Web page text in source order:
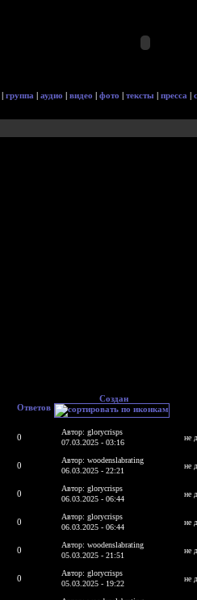
| группа | аудио | видео | фото | тексты | пресса |
Ответов
Создан
0
Автор: glorycrisps
07.03.2025 - 03:16
не
0
Автор: woodenslabrating
06.03.2025 - 22:21
не
0
Автор: glorycrisps
06.03.2025 - 06:44
не
0
Автор: glorycrisps
06.03.2025 - 06:44
не
0
Автор: woodenslabrating
05.03.2025 - 21:51
не
0
Автор: glorycrisps
05.03.2025 - 19:22
не